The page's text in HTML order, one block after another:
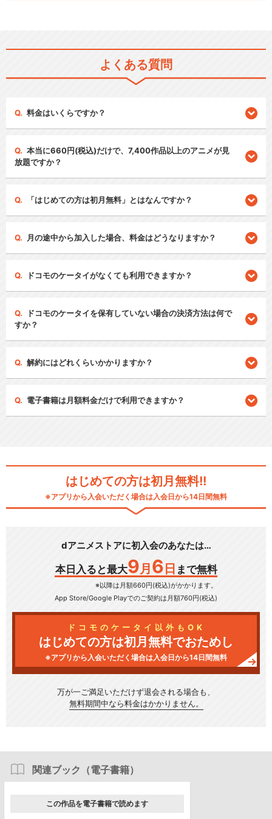
よくある質問
料金はいくらですか？
本当に660円(税込)だけで、7,400作品以上のアニメが見
放題ですか？
「はじめての方は初月無料」とはなんですか？
月の途中から加入した場合、料金はどうなりますか？
ドコモのケータイがなくても利用できますか？
ドコモのケータイを保有していない場合の決済方法は何で
すか？
解約にはどれくらいかかりますか？
電子書籍は月額料金だけで利用できますか？
はじめての方は初月無料!!
※アプリから入会いただく場合は入会日から14日間無料
dアニメストアに初入会のあなたは…
本日入ると最大9 月 6 日 まで無料
※以降は月額660円(税込)がかかります。
App Store/Google Playでのご契約は月額760円(税込)
ドコモのケータイ以外もOK
はじめての方は初月無料でおためし
※アプリから入会いただく場合は入会日から14日間無料
万が一ご満足いただけず退会される場合も、
無料期間中なら料金はかかりません。
関連ブック（電子書籍）
この作品を電子書籍で読めます